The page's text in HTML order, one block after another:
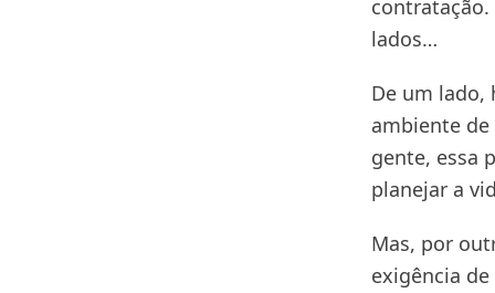
lados…
De um lado,
ambiente
gente, essa
planejar a
Mas, por
exigência